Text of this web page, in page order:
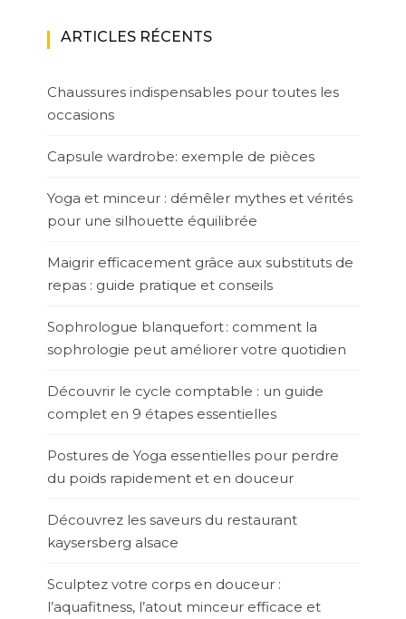
ARTICLES RÉCENTS
Chaussures indispensables pour toutes les
occasions
Capsule wardrobe: exemple de pièces
Yoga et minceur : démêler mythes et vérités
pour une silhouette équilibrée
Maigrir efficacement grâce aux substituts de
repas : guide pratique et conseils
Sophrologue blanquefort : comment la
sophrologie peut améliorer votre quotidien
Découvrir le cycle comptable : un guide
complet en 9 étapes essentielles
Postures de Yoga essentielles pour perdre
du poids rapidement et en douceur
Découvrez les saveurs du restaurant
kaysersberg alsace
Sculptez votre corps en douceur :
l’aquafitness, l’atout minceur efficace et